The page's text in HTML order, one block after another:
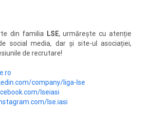
din familia LSE, urmărește cu atenție
social media, dar și site-ul asociației,
de recrutare!
company/liga-lse
lseiasi
lse.iasi